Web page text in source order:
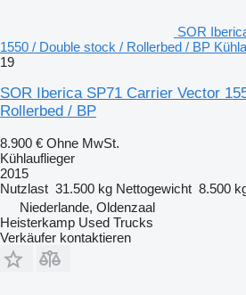
SOR
1550 / Double stock / Rollerbed / BP
19
SOR Iberica SP71 Carrier Vector
Rollerbed / BP
8.900 € Ohne MwSt.
Kühlauflieger
2015
Nutzlast 31.500 kg Nettogewicht 8.500
Niederlande, Oldenzaal
Heisterkamp Used Trucks
Verkäufer kontaktieren